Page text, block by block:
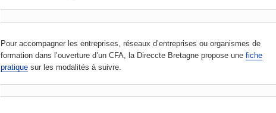
Pour accompagner les entreprises, réseaux d’entreprises ou organismes de
formation dans l’ouverture d’un CFA, la Direccte Bretagne propose une fiche
pratique sur les modalités à suivre.